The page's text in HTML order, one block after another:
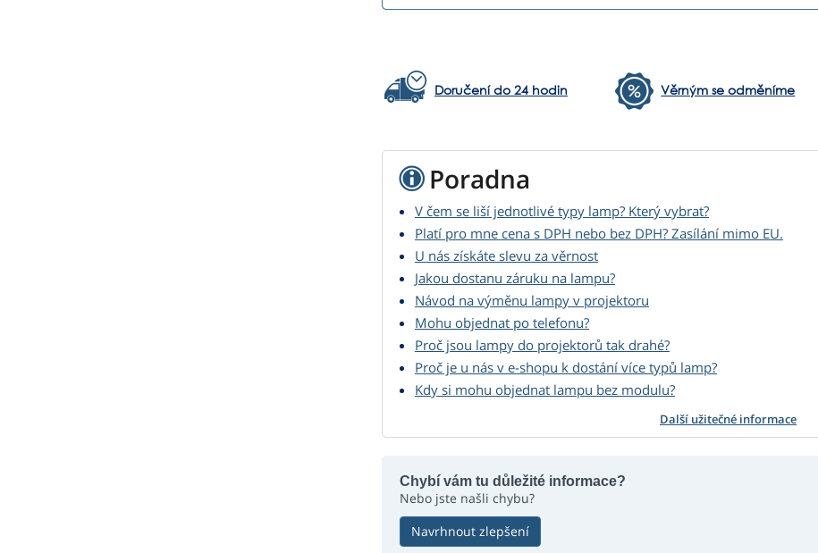
Doručení do 24 hodin Věrným se odměníme
Poradna
V čem se liší jednotlivé typy lamp? Který vybrat?
Platí pro mne cena s DPH nebo bez DPH? Zasílání mimo EU.
U nás získáte slevu za věrnost
Jakou dostanu záruku na lampu?
Návod na výměnu lampy v projektoru
Mohu objednat po telefonu?
Proč jsou lampy do projektorů tak drahé?
Proč je u nás v e-shopu k dostání více typů lamp?
Kdy si mohu objednat lampu bez modulu?
Další užitečné informace
Chybí vám tu důležité informace?
Nebo jste našli chybu?
Navrhnout zlepšení